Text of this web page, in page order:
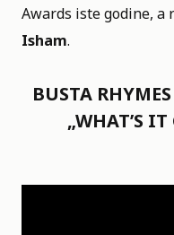
Awards iste godine,
Isham.
BUSTA
„WHAT’S